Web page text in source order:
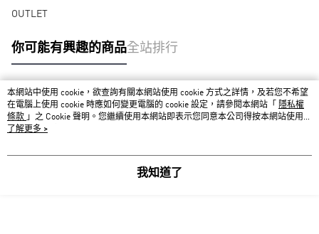
OUTLET
你可能有興趣的商品全站排行
熱門標籤
本網站中使用 cookie，欲查詢有關本網站使用 cookie 方式之詳情，及若您不希望
在電腦上使用 cookie 時應如何變更電腦的 cookie 設定，請參閱本網站「
隱私權
條款 」之 Cookie 聲明。您繼續使用本網站即表示您同意本公司得按本網站使用條
款之 Cookie 聲明使用 cookie。
了解更多 >
我知道了